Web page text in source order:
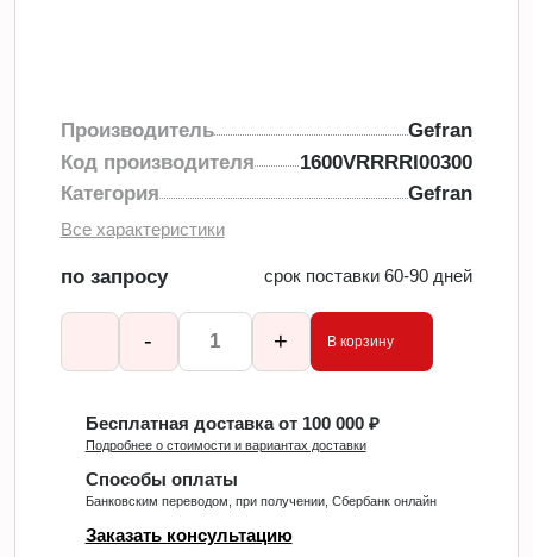
Производитель
Gefran
Код производителя
1600VRRRRI00300
Категория
Gefran
Все характеристики
по запросу срок поставки 60-90 дней
- + В корзину
Бесплатная доставка от 100 000 ₽
Подробнее о стоимости и вариантах доставки
Способы оплаты
Банковским переводом, при получении, Сбербанк онлайн
Заказать консультацию